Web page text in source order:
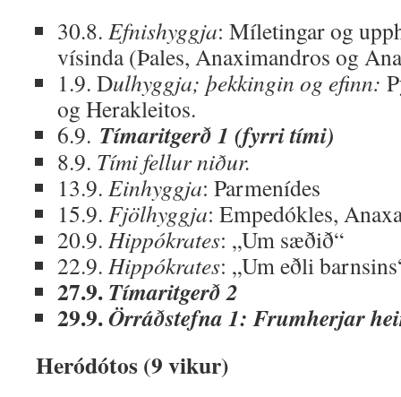
30.8. Efnishyggja: Míletingar og
vísinda (Þales, Anaximandros og
1.9. Dulhyggja; þekkingin og efinn:
og Herakleitos.
6.9. Tímaritgerð 1 (fyrri tími)
8.9. Tími fellur niður.
13.9. Einhyggja: Parmenídes
15.9. Fjölhyggja: Empedókles,
20.9. Hippókrates: „Um sæðið“
22.9. Hippókrates: „Um eðli
27.9.Tímaritgerð 2
29.9.Örráðstefna 1: Frumherjar
Heródótos (9 vikur)